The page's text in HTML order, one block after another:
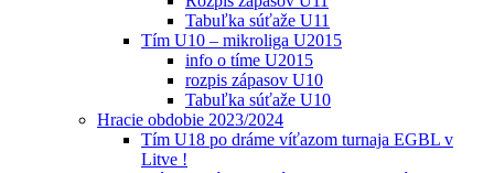
Tabuľka súťaže U11
Tím U10 – mikroliga U2015
info o tíme U2015
rozpis zápasov U10
Tabuľka súťaže U10
Hracie obdobie 2023/2024
Tím U18 po dráme víťazom turnaja EGBL v
Litve !